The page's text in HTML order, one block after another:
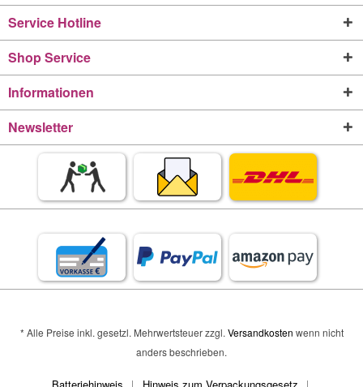
Service Hotline
Shop Service
Informationen
Newsletter
* Alle Preise inkl. gesetzl. Mehrwertsteuer zzgl. Versandkosten wenn nicht
anders beschrieben.